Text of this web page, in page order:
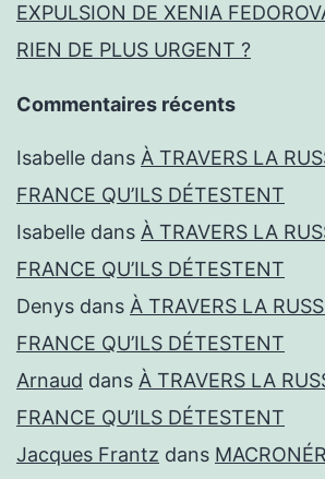
EXPULSION DE XENIA
RIEN DE PLUS URGENT ?
Commentaires récents
Isabelle dans À TRAVERS LA
FRANCE QU’ILS DÉTESTENT
Isabelle dans À TRAVERS LA
FRANCE QU’ILS DÉTESTENT
Denys dans À TRAVERS LA
FRANCE QU’ILS DÉTESTENT
Arnaud dans À TRAVERS LA
FRANCE QU’ILS DÉTESTENT
Jacques Frantz dans